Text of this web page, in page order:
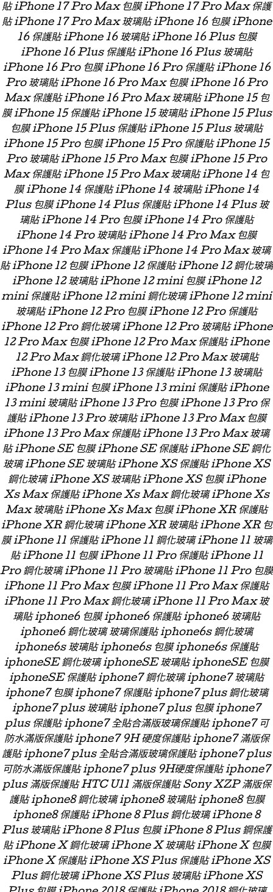
貼 iPhone 17 Pro Max 包膜 iPhone 17 Pro Max 保護
貼 iPhone 17 Pro Max 玻璃貼 iPhone 16 包膜 iPhone
16 保護貼 iPhone 16 玻璃貼 iPhone 16 Plus 包膜
iPhone 16 Plus 保護貼 iPhone 16 Plus 玻璃貼
iPhone 16 Pro 包膜 iPhone 16 Pro 保護貼 iPhone 16
Pro 玻璃貼 iPhone 16 Pro Max 包膜 iPhone 16 Pro
Max 保護貼 iPhone 16 Pro Max 玻璃貼 iPhone 15 包
膜 iPhone 15 保護貼 iPhone 15 玻璃貼 iPhone 15 Plus
包膜 iPhone 15 Plus 保護貼 iPhone 15 Plus 玻璃貼
iPhone 15 Pro 包膜 iPhone 15 Pro 保護貼 iPhone 15
Pro 玻璃貼 iPhone 15 Pro Max 包膜 iPhone 15 Pro
Max 保護貼 iPhone 15 Pro Max 玻璃貼 iPhone 14 包
膜 iPhone 14 保護貼 iPhone 14 玻璃貼 iPhone 14
Plus 包膜 iPhone 14 Plus 保護貼 iPhone 14 Plus 玻
璃貼 iPhone 14 Pro 包膜 iPhone 14 Pro 保護貼
iPhone 14 Pro 玻璃貼 iPhone 14 Pro Max 包膜
iPhone 14 Pro Max 保護貼 iPhone 14 Pro Max 玻璃
貼 iPhone 12 包膜 iPhone 12 保護貼 iPhone 12 鋼化玻璃
iPhone 12 玻璃貼 iPhone 12 mini 包膜 iPhone 12
mini 保護貼 iPhone 12 mini 鋼化玻璃 iPhone 12 mini
玻璃貼 iPhone 12 Pro 包膜 iPhone 12 Pro 保護貼
iPhone 12 Pro 鋼化玻璃 iPhone 12 Pro 玻璃貼 iPhone
12 Pro Max 包膜 iPhone 12 Pro Max 保護貼 iPhone
12 Pro Max 鋼化玻璃 iPhone 12 Pro Max 玻璃貼
iPhone 13 包膜 iPhone 13 保護貼 iPhone 13 玻璃貼
iPhone 13 mini 包膜 iPhone 13 mini 保護貼 iPhone
13 mini 玻璃貼 iPhone 13 Pro 包膜 iPhone 13 Pro 保
護貼 iPhone 13 Pro 玻璃貼 iPhone 13 Pro Max 包膜
iPhone 13 Pro Max 保護貼 iPhone 13 Pro Max 玻璃
貼 iPhone SE 包膜 iPhone SE 保護貼 iPhone SE 鋼化
玻璃 iPhone SE 玻璃貼 iPhone XS 保護貼 iPhone XS
鋼化玻璃 iPhone XS 玻璃貼 iPhone XS 包膜 iPhone
Xs Max 保護貼 iPhone Xs Max 鋼化玻璃 iPhone Xs
Max 玻璃貼 iPhone Xs Max 包膜 iPhone XR 保護貼
iPhone XR 鋼化玻璃 iPhone XR 玻璃貼 iPhone XR 包
膜 iPhone 11 保護貼 iPhone 11 鋼化玻璃 iPhone 11 玻璃
貼 iPhone 11 包膜 iPhone 11 Pro 保護貼 iPhone 11
Pro 鋼化玻璃 iPhone 11 Pro 玻璃貼 iPhone 11 Pro 包膜
iPhone 11 Pro Max 包膜 iPhone 11 Pro Max 保護貼
iPhone 11 Pro Max 鋼化玻璃 iPhone 11 Pro Max 玻
璃貼 iphone6 包膜 iphone6 保護貼 iphone6 玻璃貼
iphone6 鋼化玻璃 玻璃保護貼 iphone6s 鋼化玻璃
iphone6s 玻璃貼 iphone6s 包膜 iphone6s 保護貼
iphoneSE 鋼化玻璃 iphoneSE 玻璃貼 iphoneSE 包膜
iphoneSE 保護貼 iphone7 鋼化玻璃 iphone7 玻璃貼
iphone7 包膜 iphone7 保護貼 iphone7 plus 鋼化玻璃
iphone7 plus 玻璃貼 iphone7 plus 包膜 iphone7
plus 保護貼 iphone7 全貼合滿版玻璃保護貼 iphone7 可
防水滿版保護貼 iphone7 9H 硬度保護貼 iphone7 滿版保
護貼 iphone7 plus 全貼合滿版玻璃保護貼 iphone7 plus
可防水滿版保護貼 iphone7 plus 9H硬度保護貼 iphone7
plus 滿版保護貼 HTC U11 滿版保護貼 Sony XZP 滿版保
護貼 iphone8 鋼化玻璃 iphone8 玻璃貼 iphone8 包膜
iphone8 保護貼 iPhone 8 Plus 鋼化玻璃 iPhone 8
Plus 玻璃貼 iPhone 8 Plus 包膜 iPhone 8 Plus 鋼保護
貼 iPhone X 鋼化玻璃 iPhone X 玻璃貼 iPhone X 包膜
iPhone X 保護貼 iPhone XS Plus 保護貼 iPhone XS
Plus 鋼化玻璃 iPhone XS Plus 玻璃貼 iPhone XS